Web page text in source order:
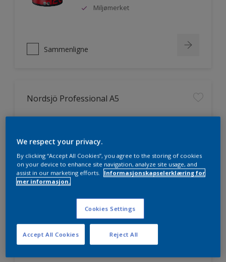
Miljømerket
Sammenligne
Nordsjö Professional A5
lysinnslipp
Miljømerket
Sammenligne
Nordsjö Professional A7
We respect your privacy.
By clicking “Accept All Cookies”, you agree to the storing of cookies
on your device to enhance site navigation, analyze site usage, and
assist in our marketing efforts.
Informasjonskapselerklæring for
mer informasjon.
Cookies Settings
Reject All
Accept All Cookies